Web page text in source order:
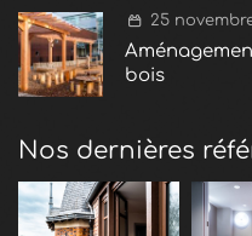
25
bois
Nos dernières